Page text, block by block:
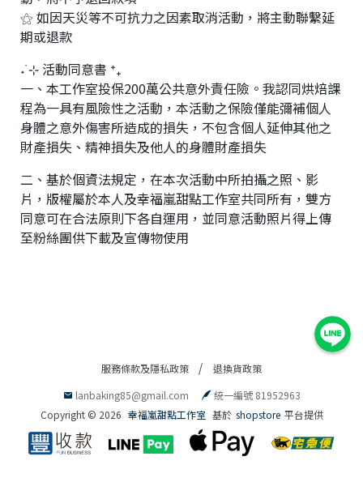
⚝ 如因天災等不可抗力之因素取消活動，將主動聯繫延
期或退款
˖ ࣪⊹ 活動同意書 ⁺₊
一、本工作室投保200萬公共意外責任險。我認同烘焙課
程為一具有風險性之活動，本活動之保險僅能彌補個人
身體之意外傷害所造成的損失，不包含個人延伸其他之
財產損失、精神損失及他人的身體財產損失
二、基於個資法規定，在本次活動中所拍攝之照、影
片，版權屬於本人及幸福嵐甜點工作室共同所有，雙方
同意可在合法原則下各自運用，並同意活動照片得上傳
至粉絲團供下載及宣傳物使用
服務條款及隱私政策
退換貨政策
lanbaking85@gmail.com
統一編號 81952963
Copyright © 2026 幸福嵐甜點工作室 基於 shopstore 平台提供